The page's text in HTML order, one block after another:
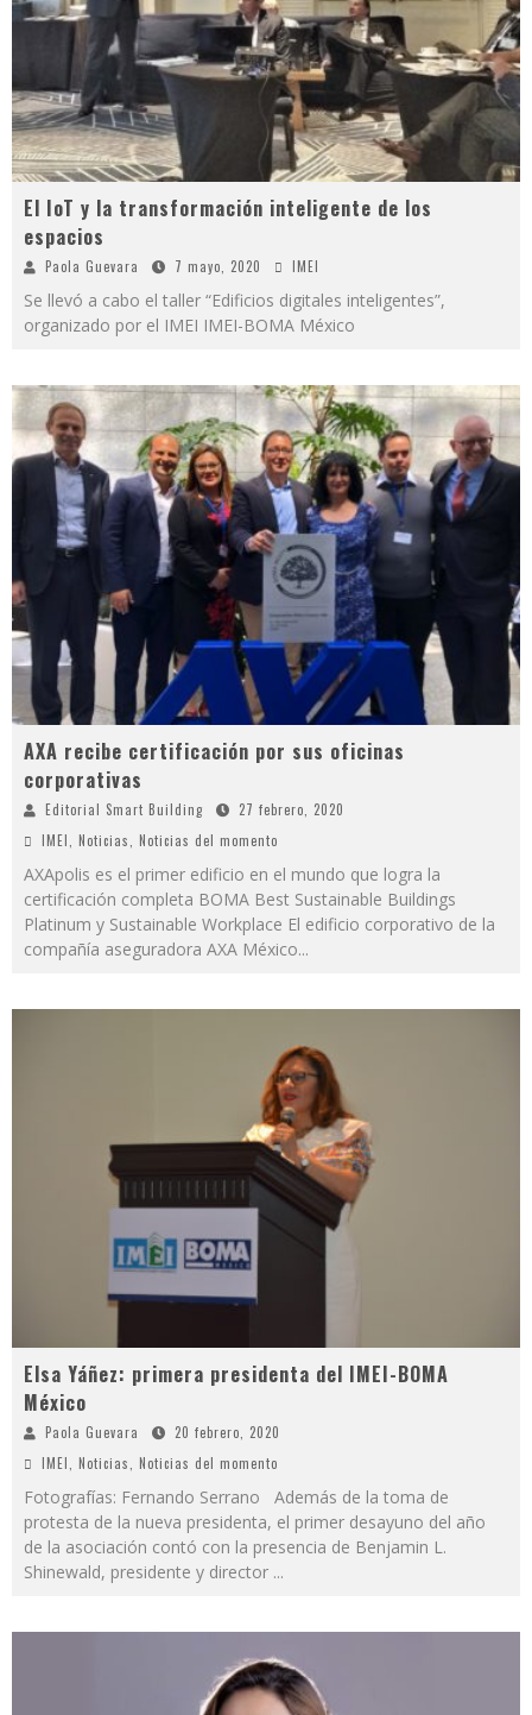
El IoT y la transformación inteligente de los
espacios
Paola Guevara 7 mayo, 2020 IMEI
Se llevó a cabo el taller “Edificios digitales inteligentes”,
organizado por el IMEI IMEI-BOMA México
AXA recibe certificación por sus oficinas
corporativas
Editorial Smart Building
27 febrero, 2020
IMEI
Noticias Noticias del momento
AXApolis es el primer edificio en el mundo que logra la
certificación completa BOMA Best Sustainable Buildings
Platinum y Sustainable Workplace El edificio corporativo de la
compañía aseguradora AXA México...
Elsa Yáñez: primera presidenta del IMEI-BOMA
México
Paola Guevara
20 febrero, 2020
IMEI
Noticias Noticias del momento
Fotografías: Fernando Serrano Además de la toma de
protesta de la nueva presidenta, el primer desayuno del año
de la asociación contó con la presencia de Benjamin L.
Shinewald, presidente y director ...